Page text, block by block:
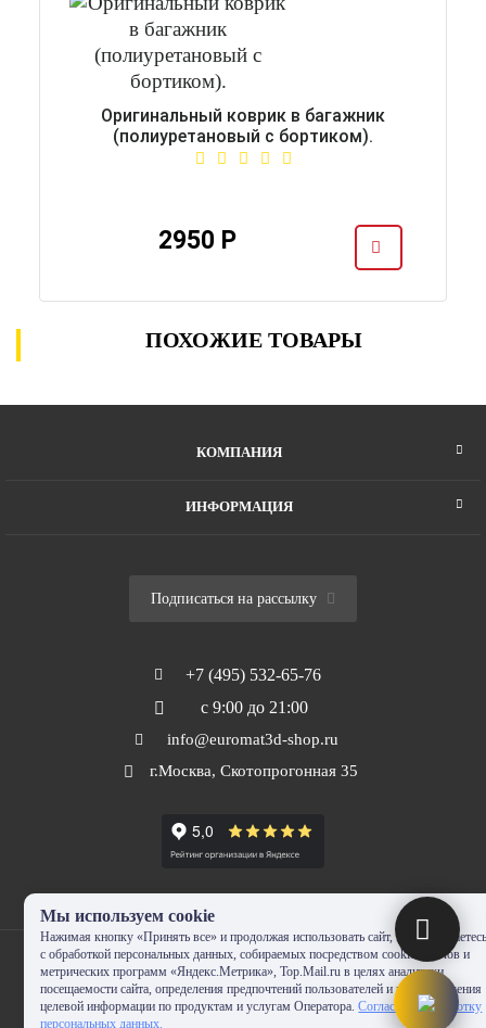
Оригинальный коврик в багажник
(полиуретановый с бортиком).
2950 Р
ПОХОЖИЕ ТОВАРЫ
КОМПАНИЯ
ИНФОРМАЦИЯ
Подписаться на рассылку
+7 (495) 532-65-76
с 9:00 до 21:00
info@euromat3d-shop.ru
г.Москва, Скотопрогонная 35
© 2010-2024 - EUROMAT|3D-SHOP.RU. Все права защищены. Копирование
Мы используем cookie
Нажимая кнопку «Принять все» и продолжая использовать сайт, Вы
с обработкой персональных данных, собираемых посредством cookie-файлов и
метрических программ «Яндекс.Метрика», Top.Mail.ru в целях аналитики
посещаемости сайта, определения предпочтений пользователей и предоставления
целевой информации по продуктам и услугам Оператора.Согласие на обработку
персональных данных.